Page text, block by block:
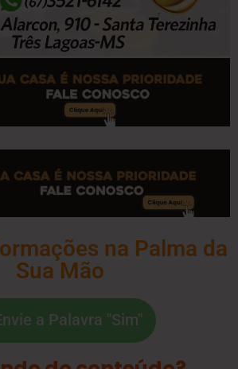
na Palma da
Sua Mão
a Palavra "Sim"